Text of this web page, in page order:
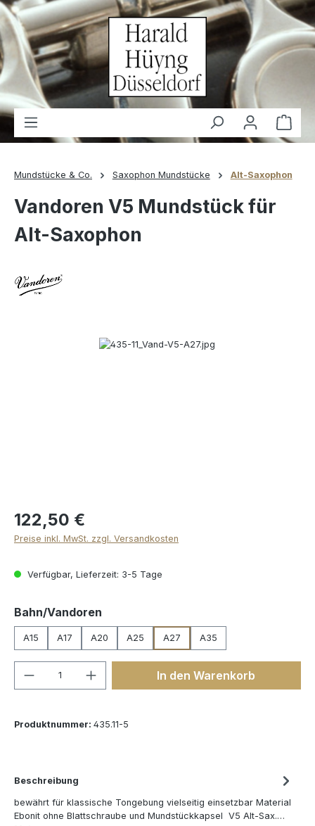
springen
Mundstücke & Co. Saxophon Mundstücke Alt-Saxophon
Vandoren V5 Mundstück für
Alt-Saxophon
Bildergalerie überspringen
122,50 €
Preise inkl. MwSt. zzgl. Versandkosten
Verfügbar, Lieferzeit: 3-5 Tage
Bahn/Vandoren
A15 A17 A20 A25 A27 A35
Produkt Anzahl: Gib denIn den Warenkorb
Produktnummer: 435.11-5
Beschreibung
bewährt für klassische Tongebung vielseitig einsetzbar Material
Ebonit ohne Blattschraube und Mundstückkapsel V5 Alt-Sax.…